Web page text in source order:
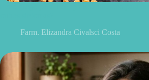
Farm. Elizandra Civalsci Costa